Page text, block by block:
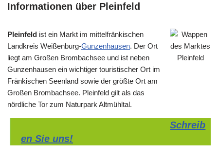
Informationen über Pleinfeld
Pleinfeld ist ein Markt im mittelfränkischen
Landkreis Weißenburg-Gunzenhausen. Der Ort
liegt am Großen Brombachsee und ist neben
Gunzenhausen ein wichtiger touristischer Ort im
Fränkischen Seenland sowie der größte Ort am
Großen Brombachsee. Pleinfeld gilt als das
nördliche Tor zum Naturpark Altmühltal.
Schreib
en Sie uns!